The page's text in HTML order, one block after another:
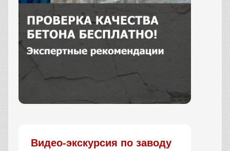
Видео-экскурсия по заводу